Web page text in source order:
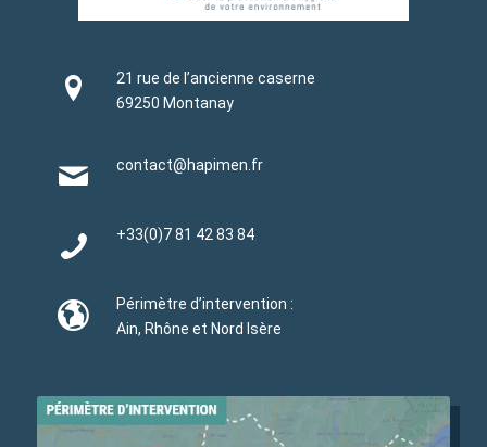
21 rue de l’ancienne caserne
69250 Montanay
contact@hapimen.fr
+33(0)7 81 42 83 84
Périmètre d’intervention :
Ain, Rhône et Nord Isère